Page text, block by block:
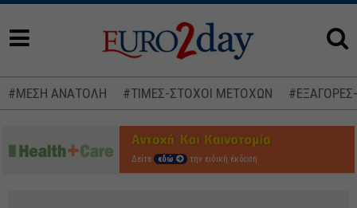
#ΜΕΣΗ ΑΝΑΤΟΛΗ #ΤΙΜΕΣ-ΣΤΟΧΟΙ ΜΕΤΟΧΩΝ
Δείτε εδώ την ειδική έκδοση